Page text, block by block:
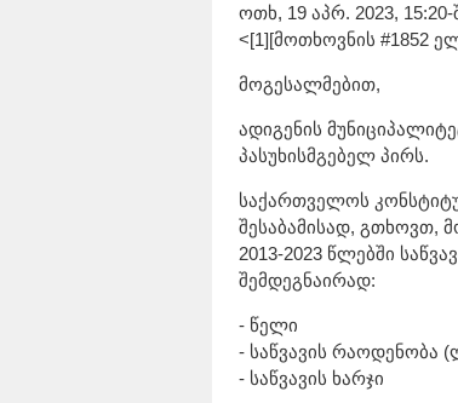
ოთხ, 19 აპრ. 2023,
<[1][მოთხოვნის #1852
მოგესალმებით,
ადიგენის
პასუხისმგებელ პირს.
საქართველოს
შესაბამისად, გთხოვთ,
2013-2023 წლებში
შემდეგნაირად:
- წელი
- საწვავის რაოდენობა
- საწვავის ხარჯი